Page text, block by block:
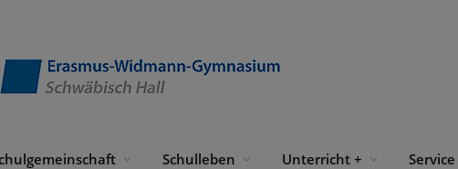
Schulleben Unterricht + Service